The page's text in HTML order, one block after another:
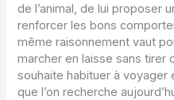
de l’animal, de lui proposer
renforcer les bons
même raisonnement vaut
marcher en laisse sans tirer
souhaite habituer à voyager
que l’on recherche